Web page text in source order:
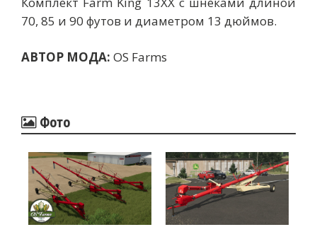
70, 85 и 90 футов и диаметром 13 дюймов.
АВТОР МОДА: OS Farms
Фото